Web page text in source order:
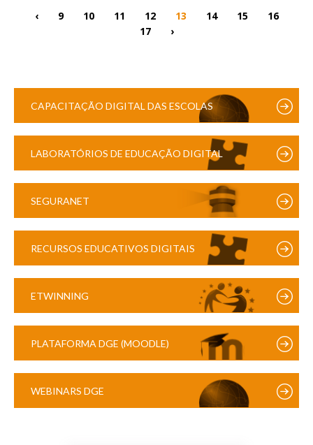
‹ 9 10 11 12 13 14 15
16
17
›
CAPACITAÇÃO DIGITAL DAS ESCOLAS
LABORATÓRIOS DE EDUCAÇÃO DIGITAL
SEGURANET
RECURSOS EDUCATIVOS DIGITAIS
ETWINNING
PLATAFORMA DGE (MOODLE)
WEBINARS DGE